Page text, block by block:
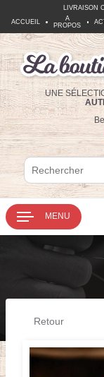
LIVRAISON
ACCUEIL
A
PROPOS
UNE
Téléphone :
Rechercher
Rechercher
MENU
Retour